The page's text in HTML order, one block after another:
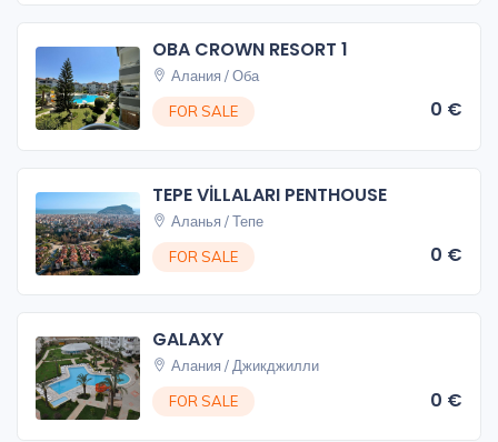
OBA CROWN RESORT 1
Алания / Оба
FOR SALE
0 €
TEPE VİLLALARI PENTHOUSE
Аланья / Тепе
FOR SALE
0 €
GALAXY
Алания / Джикджилли
FOR SALE
0 €